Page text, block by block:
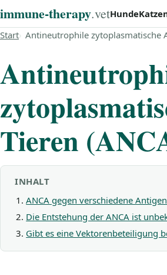
immune‑therapy.vetHunde
Start Antineutrophile zytoplasmatische
Tieren
INHALT
ANCA gegen verschiedene
Die Entstehung der ANCA ist
Gibt es eine Vektorenbeteiligung